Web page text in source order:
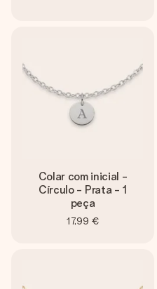
Colar com inicial -
Círculo - Prata - 1
peça
17,99 €